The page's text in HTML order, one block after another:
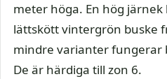
meter höga. En hög
lättskött vintergrön buske
mindre varianter fungerar
De är härdiga till zon 6.